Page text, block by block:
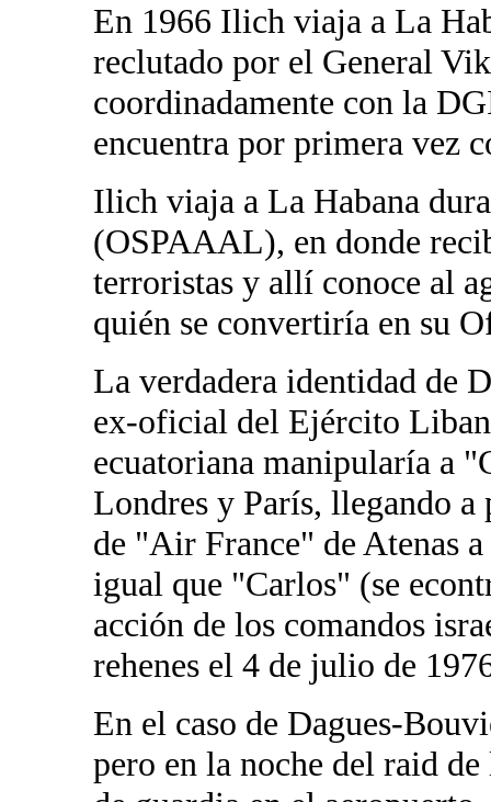
En 1966 Ilich viaja a La
reclutado por el General
coordinadamente con la
encuentra por primera vez
Ilich viaja a La Habana
(OSPAAAL), en donde
terroristas y allí conoce al
quién se convertiría en su
La verdadera identidad de
ex-oficial del Ejército
ecuatoriana manipularía a
Londres y París, llegando
de "Air France" de Atenas
igual que "Carlos" (se
acción de los comandos
rehenes el 4 de julio de
En el caso de Dagues-
pero en la noche del raid